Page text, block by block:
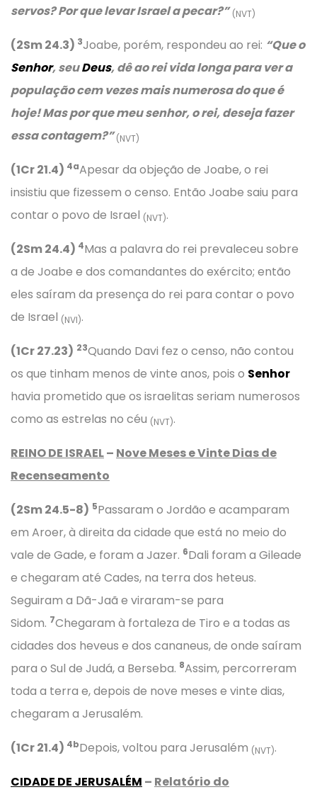
servos? Por que levar Israel a pecar?” (NVT)
(2Sm 24.3) 3Joabe, porém, respondeu ao rei: “Que o
Senhor, seuDeus, dê ao rei vida longa para ver a
população cem vezes mais numerosa do que é
hoje! Mas por que meu senhor, o rei, deseja fazer
essa contagem?”(NVT)
(1Cr 21.4) 4aApesar da objeção de Joabe, o rei
insistiu que fizessem o censo. Então Joabe saiu para
contar o povo de Israel (NVT).
(2Sm 24.4) 4Mas a palavra do rei prevaleceu sobre
a de Joabe e dos comandantes do exército; então
eles saíram da presença do rei para contar o povo
de Israel (NVI).
(1Cr 27.23) 23Quando Davi fez o censo, não contou
os que tinham menos de vinte anos, pois o Senhor
havia prometido que os israelitas seriam numerosos
como as estrelas no céu (NVT).
REINO DE ISRAEL– Nove Meses e Vinte Dias de
Recenseamento
(2Sm 24.5-8) 5Passaram o Jordão e acamparam
em Aroer, à direita da cidade que está no meio do
vale de Gade, e foram a Jazer. 6Dali foram a Gileade
e chegaram até Cades, na terra dos heteus.
Seguiram a Dã-Jaã e viraram-se para
Sidom. 7Chegaram à fortaleza de Tiro e a todas as
cidades dos heveus e dos cananeus, de onde saíram
para o Sul de Judá, a Berseba. 8Assim, percorreram
toda a terra e, depois de nove meses e vinte dias,
chegaram a Jerusalém.
(1Cr 21.4) 4bDepois, voltou para Jerusalém (NVT).
CIDADE DE JERUSALÉM – Relatório do